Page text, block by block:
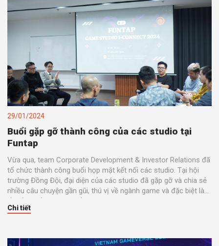
29/01/2024
Buổi gặp gỡ thành công của các studio tại
Funtap
Vừa qua, team Corporate Development & Investor Relations đã
tổ chức thành công buổi họp mặt kết nối các studio. Tại hội
trường Đồng Đội, đại diện của các studio đã gặp gỡ và chia sẻ
nhiều câu chuyện gần gũi, thú vị về ngành game và đặc biệt là
về sản xuất và phát triển game.
Chi tiết